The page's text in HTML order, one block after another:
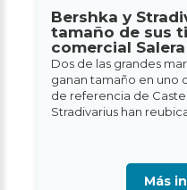
Bershka y
tamaño de sus
comercial
Dos de las grandes
ganan tamaño en uno
de referencia de
Stradivarius han
Más